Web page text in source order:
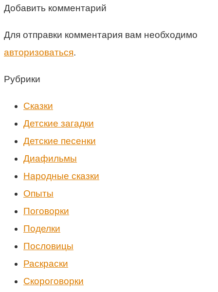
Добавить комментарий
Для отправки комментария вам необходимо
авторизоваться.
Рубрики
Cказки
Детские загадки
Детские песенки
Диафильмы
Народные сказки
Опыты
Поговорки
Поделки
Пословицы
Раскраски
Скороговорки